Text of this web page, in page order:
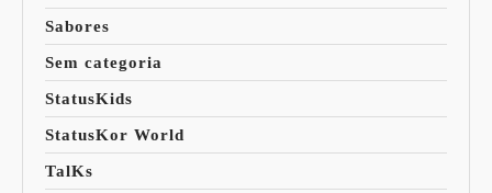
Sabores
Sem categoria
StatusKids
StatusKor World
TalKs